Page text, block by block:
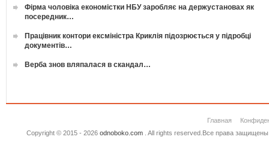
Фірма чоловіка економістки НБУ заробляє на держустановах як
посередник…
Працівник контори ексміністра Криклія підозрюється у підробці
документів…
Верба знов вляпалася в скандал…
Главная
Copyright © 2015 - 2026 odnoboko.com. All rights reserved.Все права защищены.